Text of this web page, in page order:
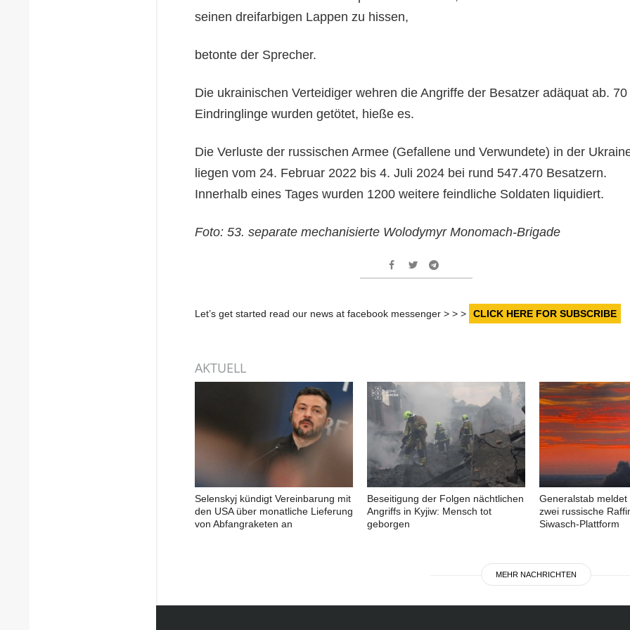
seinen dreifarbigen Lappen zu hissen,
betonte der Sprecher.
Die ukrainischen Verteidiger wehren die Angriffe der Besatzer adäquat ab. 70
Eindringlinge wurden getötet, hieße es.
Die Verluste der russischen Armee (Gefallene und Verwundete) in der
liegen vom 24. Februar 2022 bis 4. Juli 2024 bei rund 547.470 Besatzern.
Innerhalb eines Tages wurden 1200 weitere feindliche Soldaten liquidiert.
Foto: 53. separate mechanisierte Wolodymyr Monomach-Brigade
Let’s get started read our news at facebook messenger > > > CLICK HERE FOR SUBSCRIBE
AKTUELL
Selenskyj kündigt Vereinbarung mit
den USA über monatliche Lieferung
von Abfangraketen an
Beseitigung der Folgen nächtlichen
Angriffs in Kyjiw: Mensch tot
geborgen
Generalstab meldet
zwei russische
Siwasch-Plattform
MEHR NACHRICHTEN